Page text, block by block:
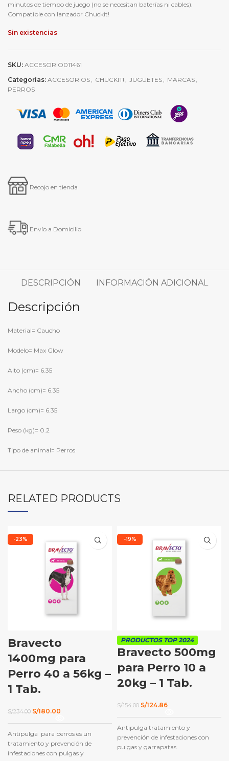
minutos de tiempo de juego (no se necesitan baterías ni cables).
Compatible con lanzador Chuckit!
Sin existencias
SKU: ACCESORIO011461
Categorías: ACCESORIOS , CHUCKIT! , JUGUETES , MARCAS ,
PERROS
Recojo en tienda
Envío a Domicilio
DESCRIPCIÓN INFORMACIÓN ADICIONAL
Descripción
Material= Caucho
Modelo= Max Glow
Alto (cm)= 6.35
Ancho (cm)= 6.35
Largo (cm)= 6.35
Peso (kg)= 0.2
Tipo de animal= Perros
RELATED PRODUCTS
-23%
Bravecto
1400mg para
Perro 40 a 56kg –
1 Tab.
S/234.00 El
original
era:
S/234.00.
S/180.00
actual
es:
S/180.00.
Antipulga para perros es un
tratamiento y prevención de
infestaciones con pulgas y
-19%
PRODUCTOS TOP 2024
Bravecto 500mg
para Perro 10 a
20kg – 1 Tab.
S/154.00 El
original
era:
S/154.00.
S/124.86El
actual
es:
S/124.86.
Antipulga tratamiento y
prevención de infestaciones con
pulgas y garrapatas.